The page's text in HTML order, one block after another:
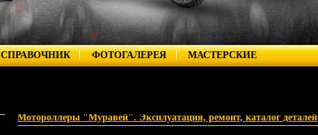
СПРАВОЧНИК ФОТОГАЛЕРЕЯ МАСТЕРСКИЕ
Мотороллеры "Муравей". Эксплуатация, ремонт, каталог деталей